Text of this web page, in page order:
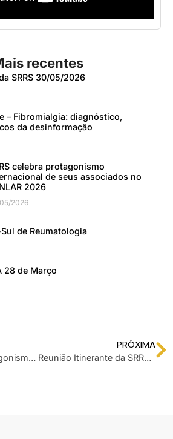
recentes
SRRS 30/05/2026
– Fibromialgia: diagnóstico,
da desinformação
celebra protagonismo
de seus associados no
2026
2026
de Reumatologia
28 de Março
SRRS celebra protagonismo internacional de seus associados no PANLAR 2026
PRÓXIMA
Reunião Itinerante da SRRS 30/05/2026